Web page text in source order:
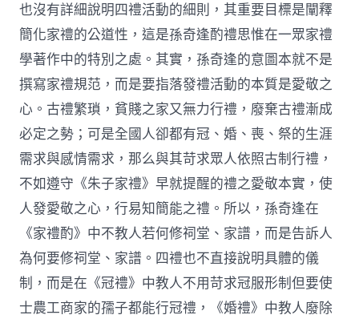
也沒有詳細說明四禮活動的細則，其重要目標是闡釋
簡化家禮的公道性，這是孫奇逢酌禮思惟在一眾家禮
學著作中的特別之處。其實，孫奇逢的意圖本就不是
撰寫家禮規范，而是要指落發禮活動的本質是愛敬之
心。古禮繁瑣，貧賤之家又無力行禮，廢棄古禮漸成
必定之勢；可是全國人卻都有冠、婚、喪、祭的生涯
需求與感情需求，那么與其苛求眾人依照古制行禮，
不如遵守《朱子家禮》早就提醒的禮之愛敬本實，使
人發愛敬之心，行易知簡能之禮。所以，孫奇逢在
《家禮酌》中不教人若何修祠堂、家譜，而是告訴人
為何要修祠堂、家譜。四禮也不直接說明具體的儀
制，而是在《冠禮》中教人不用苛求冠服形制但要使
士農工商家的孺子都能行冠禮，《婚禮》中教人廢除